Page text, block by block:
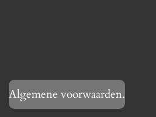
Algemene voorwaarden.